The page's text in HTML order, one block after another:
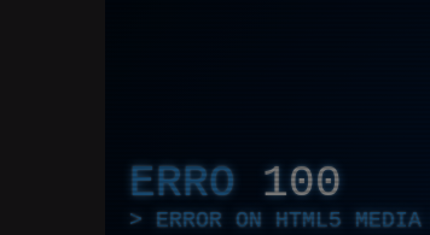
ERRO 100
ERROR ON HTML5 MEDIA